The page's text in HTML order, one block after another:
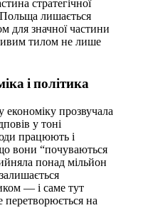
стратегічної
лишається
для значної частини
тилом не лише
і політика
економіку прозвучала
у тоні
працюють і
вони “почуваються
понад мільйон
— і саме тут
перетворюється на